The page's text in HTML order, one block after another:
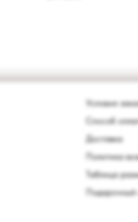
Условия
Способ
Доставка
Политика
Таблица
Подарочный